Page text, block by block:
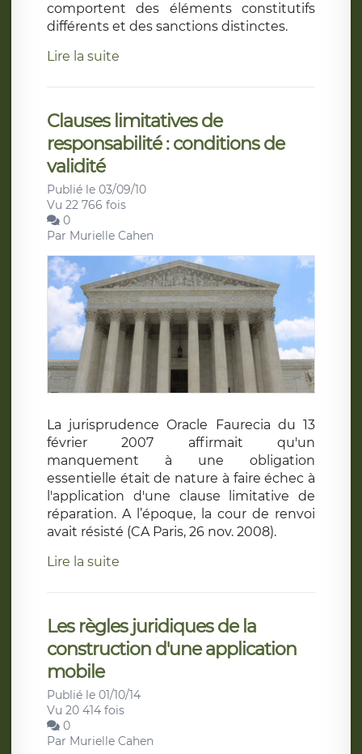
comportent des éléments constitutifs
différents et des sanctions distinctes.
Lire la suite
Clauses limitatives de
responsabilité : conditions de
validité
Publié le 03/09/10
Vu 22 766 fois
0
Par Murielle Cahen
La jurisprudence Oracle Faurecia du 13
février 2007 affirmait qu'un
manquement à une obligation
essentielle était de nature à faire échec à
l'application d'une clause limitative de
réparation. A l’époque, la cour de renvoi
avait résisté (CA Paris, 26 nov. 2008).
Lire la suite
Les règles juridiques de la
construction d'une application
mobile
Publié le 01/10/14
Vu 20 414 fois
0
Par Murielle Cahen